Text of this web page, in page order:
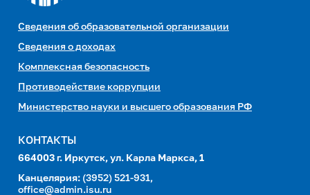
Сведения об образовательной организации
Сведения о доходах
Комплексная безопасность
Противодействие коррупции
Министерство науки и высшего образования РФ
КОНТАКТЫ
664003 г. Иркутск, ул. Карла Маркса, 1
Канцелярия: (3952) 521-931,
office@admin.isu.ru